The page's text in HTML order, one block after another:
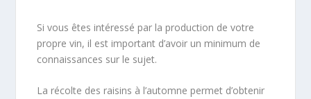
Si vous êtes intéressé par la production de votre
propre vin, il est important d’avoir un minimum de
connaissances sur le sujet.
La récolte des raisins à l’automne permet d’obtenir